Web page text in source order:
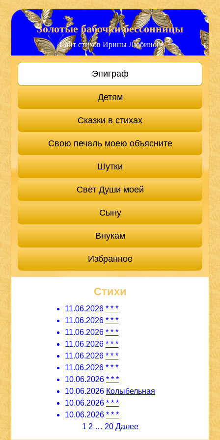
Золотые бабочки бессонницы
Сайт стихов Ирины Любиной
Эпиграф
Детям
Сказки в стихах
Свою печаль моею объясните
Шутки
Свет Души моей
Сыну
Внукам
Избранное
Стихи
11.06.2026 * * *
11.06.2026 * * *
11.06.2026 * * *
11.06.2026 * * *
11.06.2026 * * *
11.06.2026 * * *
10.06.2026 * * *
10.06.2026 Колыбельная
10.06.2026 * * *
10.06.2026 * * *
Пагинация
1 2 … 20 Далее